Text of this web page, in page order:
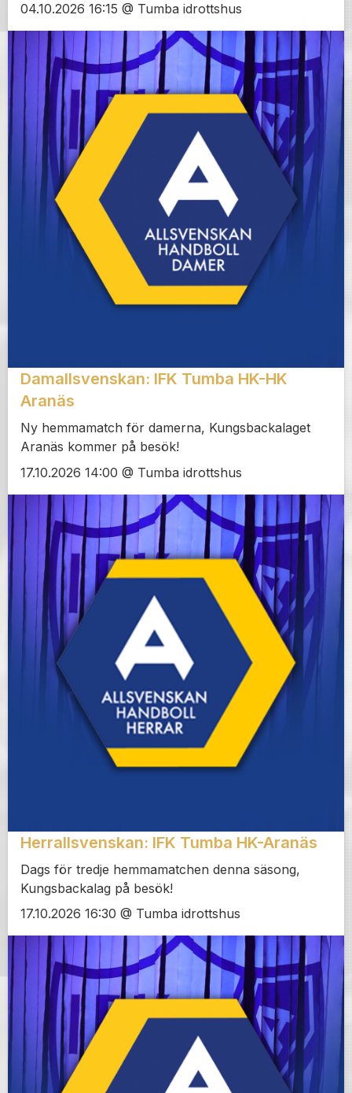
04.10.2026 16:15 @ Tumba idrottshus
Damallsvenskan: IFK Tumba HK-HK
Aranäs
Ny hemmamatch för damerna, Kungsbackalaget
Aranäs kommer på besök!
17.10.2026 14:00 @ Tumba idrottshus
Herrallsvenskan: IFK Tumba HK-Aranäs
Dags för tredje hemmamatchen denna säsong,
Kungsbackalag på besök!
17.10.2026 16:30 @ Tumba idrottshus